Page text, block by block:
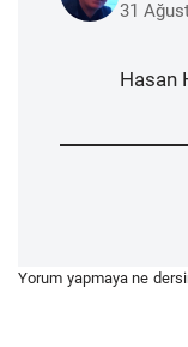
31
Hasan
Yorum yapmaya ne